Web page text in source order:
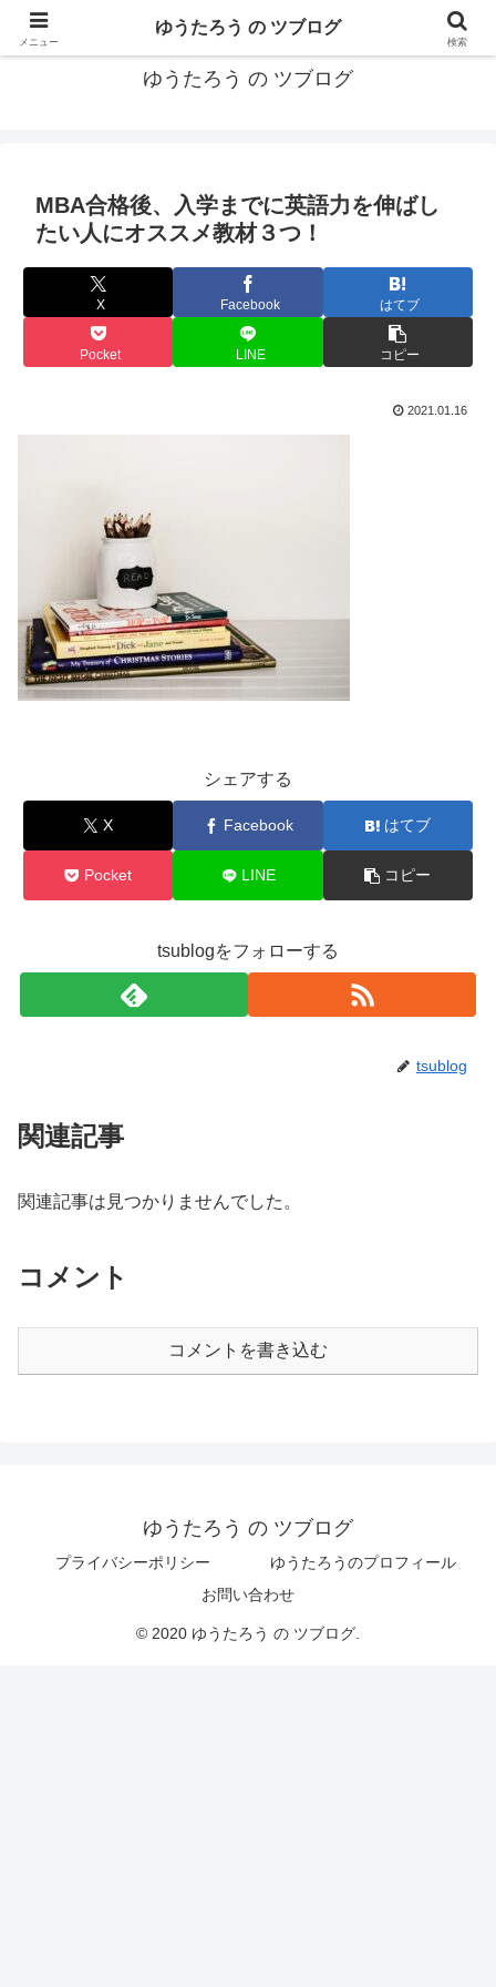
カリフォルニアMBA卒40代がMBA・キャリアとEコマースについて発信
ゆうたろう の ツブログ
MBA合格後、入学までに英語力を伸ばし
たい人にオススメ教材３つ！
X Facebook はてブ
Pocket LINE コピー
2021.01.16
シェアする
X Facebook はてブ
Pocket LINE コピー
tsublogをフォローする
tsublog
関連記事
関連記事は見つかりませんでした。
コメント
コメントを書き込む
ゆうたろう の ツブログ
プライバシーポリシー
ゆうたろうのプロフィール
お問い合わせ
© 2020 ゆうたろう の ツブログ.
メニュー
ゆうたろう の ツブログ
検索